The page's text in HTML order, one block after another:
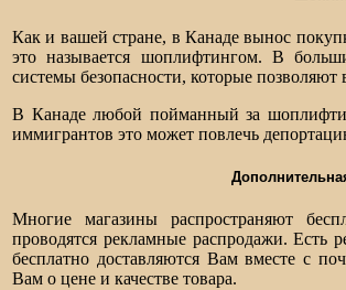
Как и вашей стране, в Канаде вынос
это называется шоплифтингом. В
системы безопасности, которые
В Канаде любой пойманный за
иммигрантов это может повлечь
Многие магазины распространяют
проводятся рекламные распродажи. Есть
бесплатно доставляются Вам вместе с
Вам о цене и качестве товара.